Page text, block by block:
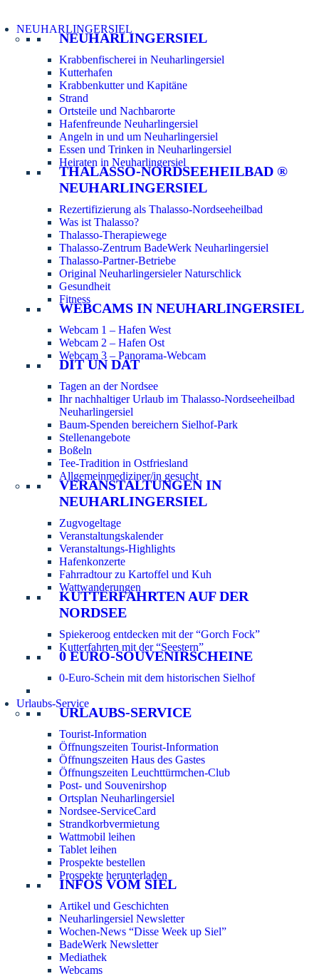
NEUHARLINGERSIEL
NEUHARLINGERSIEL
Krabbenfischerei in Neuharlingersiel
Kutterhafen
Krabbenkutter und Kapitäne
Strand
Ortsteile und Nachbarorte
Hafenfreunde Neuharlingersiel
Angeln in und um Neuharlingersiel
Essen und Trinken in Neuharlingersiel
Heiraten in Neuharlingersiel
THALASSO-NORDSEEHEILBAD ®
NEUHARLINGERSIEL
Rezertifizierung als Thalasso-Nordseeheilbad
Was ist Thalasso?
Thalasso-Therapiewege
Thalasso-Zentrum BadeWerk Neuharlingersiel
Thalasso-Partner-Betriebe
Original Neuharlingersieler Naturschlick
Gesundheit
Fitness
WEBCAMS IN NEUHARLINGERSIEL
Webcam 1 – Hafen West
Webcam 2 – Hafen Ost
Webcam 3 – Panorama-Webcam
DIT UN DAT
Tagen an der Nordsee
Ihr nachhaltiger Urlaub im Thalasso-Nordseeheilbad
Neuharlingersiel
Baum-Spenden bereichern Sielhof-Park
Stellenangebote
Boßeln
Tee-Tradition in Ostfriesland
Allgemeinmediziner/in gesucht
VERANSTALTUNGEN IN
NEUHARLINGERSIEL
Zugvogeltage
Veranstaltungskalender
Veranstaltungs-Highlights
Hafenkonzerte
Fahrradtour zu Kartoffel und Kuh
Wattwanderungen
KUTTERFAHRTEN AUF DER
NORDSEE
Spiekeroog entdecken mit der “Gorch Fock”
Kutterfahrten mit der “Seestern”
0 EURO-SOUVENIRSCHEINE
0-Euro-Schein mit dem historischen Sielhof
Urlaubs-Service
URLAUBS-SERVICE
Tourist-Information
Öffnungszeiten Tourist-Information
Öffnungszeiten Haus des Gastes
Öffnungszeiten Leuchttürmchen-Club
Post- und Souvenirshop
Ortsplan Neuharlingersiel
Nordsee-ServiceCard
Strandkorbvermietung
Wattmobil leihen
Tablet leihen
Prospekte bestellen
Prospekte herunterladen
INFOS VOM SIEL
Artikel und Geschichten
Neuharlingersiel Newsletter
Wochen-News “Disse Week up Siel”
BadeWerk Newsletter
Mediathek
Webcams